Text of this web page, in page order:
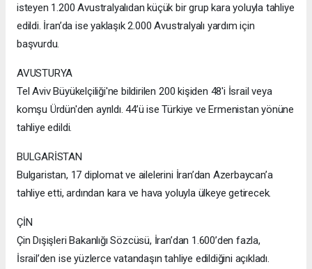
isteyen 1.200 Avustralyalıdan küçük bir grup kara yoluyla tahliye
edildi. İran’da ise yaklaşık 2.000 Avustralyalı yardım için
başvurdu.
AVUSTURYA
Tel Aviv Büyükelçiliği'ne bildirilen 200 kişiden 48'i İsrail veya
komşu Ürdün'den ayrıldı. 44’ü ise Türkiye ve Ermenistan yönüne
tahliye edildi.
BULGARİSTAN
Bulgaristan, 17 diplomat ve ailelerini İran’dan Azerbaycan’a
tahliye etti, ardından kara ve hava yoluyla ülkeye getirecek.
ÇİN
Çin Dışişleri Bakanlığı Sözcüsü, İran’dan 1.600’den fazla,
İsrail’den ise yüzlerce vatandaşın tahliye edildiğini açıkladı.